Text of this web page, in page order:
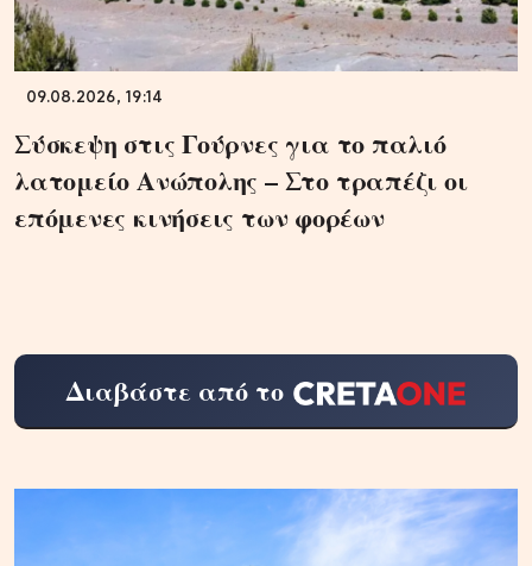
09.08.2026, 19:14
Σύσκεψη στις Γούρνες για το παλιό
λατομείο Ανώπολης – Στο τραπέζι οι
επόμενες κινήσεις των φορέων
Διαβάστε από το